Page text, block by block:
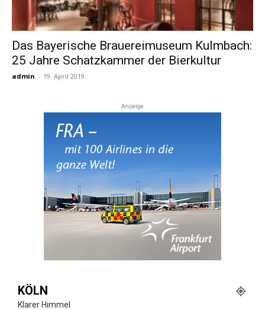
Das Bayerische Brauereimuseum Kulmbach:
25 Jahre Schatzkammer der Bierkultur
admin - 19. April 2019
Anzeige
KÖLN
Klarer Himmel